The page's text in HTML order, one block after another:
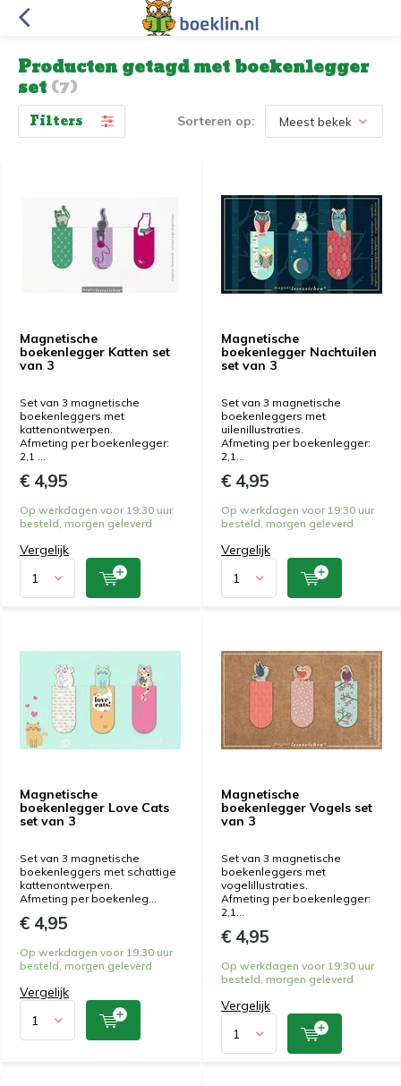
Producten getagd met boekenlegger
set(7)
Filters Sorteren op:
Magnetische
boekenlegger Katten set
van 3
Set van 3 magnetische
boekenleggers met
kattenontwerpen.
Afmeting per boekenlegger:
2,1 ...
€ 4,95
Op werkdagen voor 19:30 uur
besteld, morgen geleverd
Vergelijk
Magnetische
boekenlegger Nachtuilen
set van 3
Set van 3 magnetische
boekenleggers met
uilenillustraties.
Afmeting per boekenlegger:
2,1...
€ 4,95
Op werkdagen voor 19:30 uur
besteld, morgen geleverd
Vergelijk
Magnetische
boekenlegger Love Cats
set van 3
Set van 3 magnetische
boekenleggers met schattige
kattenontwerpen.
Afmeting per boekenleg...
€ 4,95
Op werkdagen voor 19:30 uur
besteld, morgen geleverd
Vergelijk
Magnetische
boekenlegger Vogels set
van 3
Set van 3 magnetische
boekenleggers met
vogelillustraties.
Afmeting per boekenlegger:
2,1...
€ 4,95
Op werkdagen voor 19:30 uur
besteld, morgen geleverd
Vergelijk